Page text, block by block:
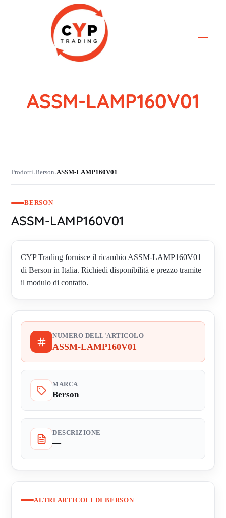
CYP Trading
Professionelle Ersatzteilbeschaffung
ASSM-LAMP160V01
Prodotti›Berson›ASSM-LAMP160V01
BERSON
ASSM-LAMP160V01
CYP Trading fornisce il ricambio ASSM-LAMP160V01
di Berson in Italia. Richiedi disponibilità e prezzo tramite
il modulo di contatto.
NUMERO DELL'ARTICOLO
ASSM-LAMP160V01
MARCA
Berson
DESCRIZIONE
—
ALTRI ARTICOLI DI BERSON